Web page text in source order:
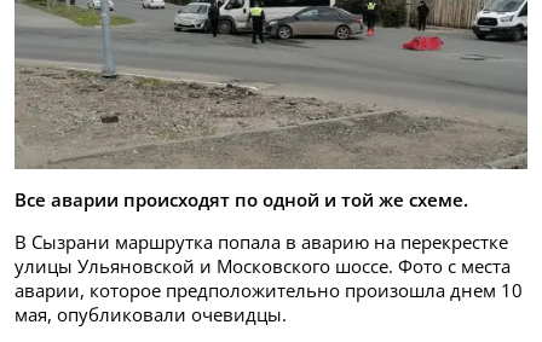
Все аварии происходят по одной и той же схеме.
В Сызрани маршрутка попала в аварию на перекрестке
улицы Ульяновской и Московского шоссе. Фото с места
аварии, которое предположительно произошла днем 10
мая, опубликовали очевидцы.